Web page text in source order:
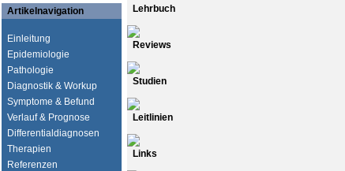
Artikelnavigation
Einleitung
Epidemiologie
Pathologie
Diagnostik & Workup
Symptome & Befund
Verlauf & Prognose
Differentialdiagnosen
Therapien
Referenzen
Lehrbuch
Reviews
Studien
Leitlinien
Links